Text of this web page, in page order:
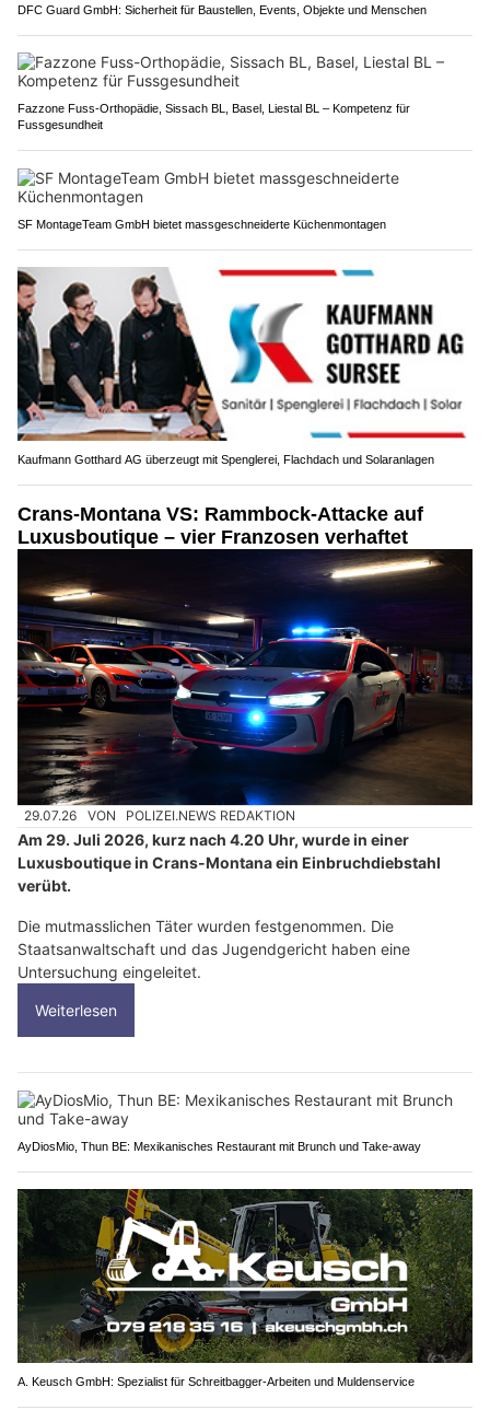
DFC Guard GmbH: Sicherheit für Baustellen, Events, Objekte und Menschen
Fazzone Fuss-Orthopädie, Sissach BL, Basel, Liestal BL – Kompetenz für
Fussgesundheit
SF MontageTeam GmbH bietet massgeschneiderte Küchenmontagen
Kaufmann Gotthard AG überzeugt mit Spenglerei, Flachdach und Solaranlagen
Crans-Montana VS: Rammbock-Attacke auf
Luxusboutique – vier Franzosen verhaftet
29.07.26 VON POLIZEI.NEWS REDAKTION
Am 29. Juli 2026, kurz nach 4.20 Uhr, wurde in einer
Luxusboutique in Crans-Montana ein Einbruchdiebstahl
verübt.
Die mutmasslichen Täter wurden festgenommen. Die
Staatsanwaltschaft und das Jugendgericht haben eine
Untersuchung eingeleitet.
Weiterlesen
AyDiosMio, Thun BE: Mexikanisches Restaurant mit Brunch und Take-away
A. Keusch GmbH: Spezialist für Schreitbagger-Arbeiten und Muldenservice